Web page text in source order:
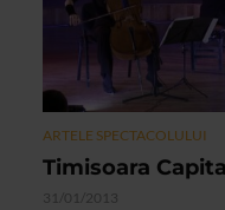
ARTELE SPECTACOLULUI
Timisoara
31/01/2013